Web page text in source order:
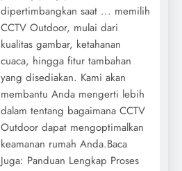
dipertimbangkan saat ... memilih
CCTV Outdoor, mulai dari
kualitas gambar, ketahanan
cuaca, hingga fitur tambahan
yang disediakan. Kami akan
membantu Anda mengerti lebih
dalam tentang bagaimana CCTV
Outdoor dapat mengoptimalkan
keamanan rumah Anda.Baca
Juga: Panduan Lengkap Proses